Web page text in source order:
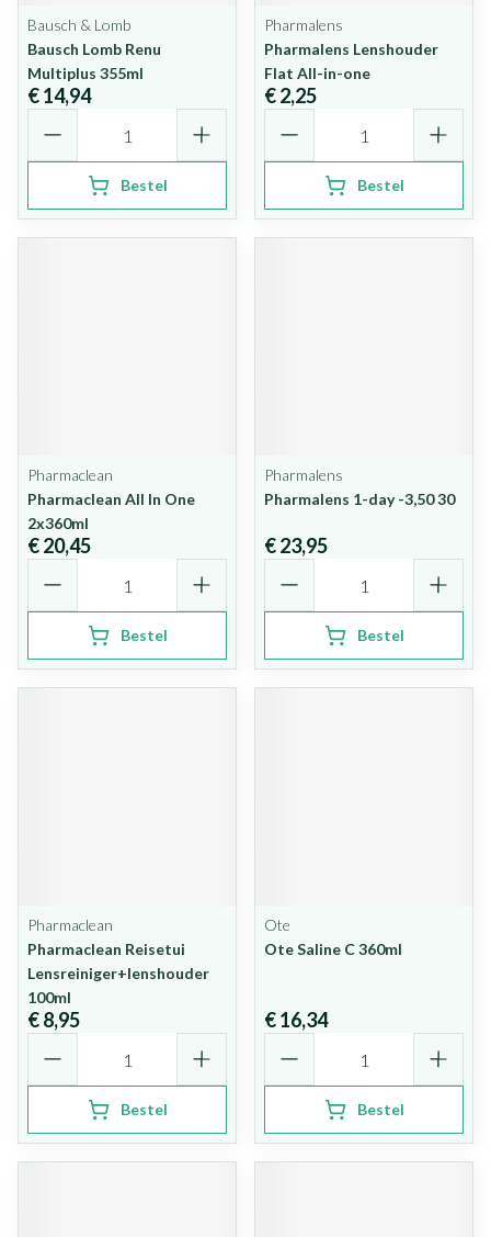
Bausch & Lomb
Bausch Lomb Renu
Multiplus 355ml
€ 14,94
Bestel
Pharmalens
Pharmalens Lenshouder
Flat All-in-one
€ 2,25
Bestel
Pharmaclean
Pharmaclean All In One
2x360ml
€ 20,45
Bestel
Pharmalens
Pharmalens 1-day -3,50 30
€ 23,95
Bestel
Pharmaclean
Pharmaclean Reisetui
Lensreiniger+lenshouder
100ml
€ 8,95
Bestel
Ote
Ote Saline C 360ml
€ 16,34
Bestel